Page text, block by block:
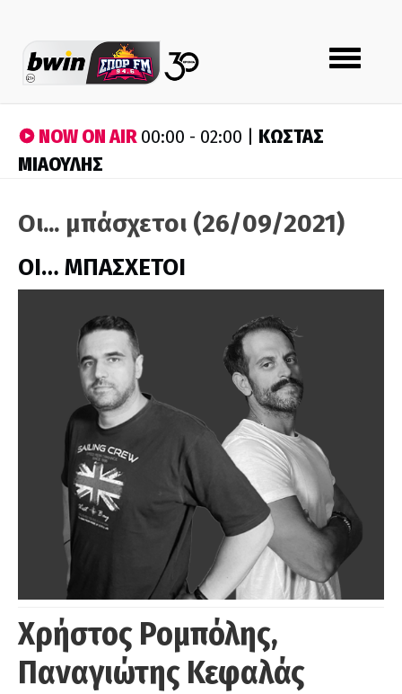
Toggle
navigation
NOW ON AIR00:00 - 02:00 | ΚΩΣΤΑΣ
ΜΙΑΟΥΛΗΣ
Οι... μπάσχετοι (26/09/2021)
ΟΙ… ΜΠΑΣΧΕΤΟΙ
Χρήστος Ρομπόλης,
Παναγιώτης Κεφαλάς